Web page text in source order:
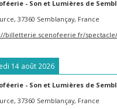
- Son et Lumières de
37360 Semblançay, France
billetterie.scenofeerie.fr/
14 août 2026
- Son et Lumières de
37360 Semblançay, France